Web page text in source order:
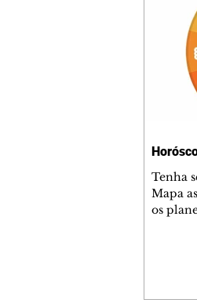
Tenha
Mapa
os